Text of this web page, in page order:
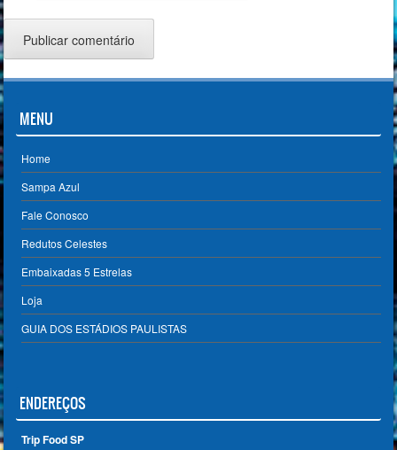
MENU
Home
Sampa Azul
Fale Conosco
Redutos Celestes
Embaixadas 5 Estrelas
Loja
GUIA DOS ESTÁDIOS PAULISTAS
ENDEREÇOS
Trip Food SP